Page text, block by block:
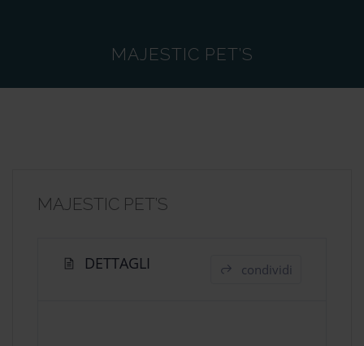
MAJESTIC PET’S
MAJESTIC PET’S
DETTAGLI condividi